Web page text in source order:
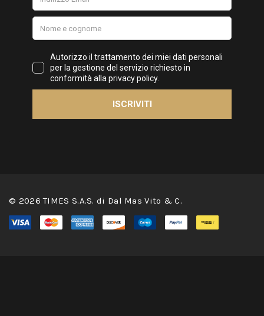
© 2026 TIMES S.A.S. di Dal Mas Vito & C.